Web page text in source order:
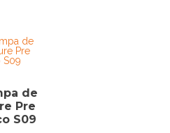
de
Pre
S09